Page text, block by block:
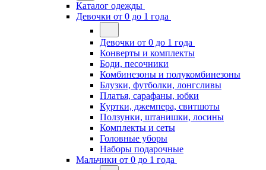
Каталог одежды
Девочки от 0 до 1 года
Девочки от 0 до 1 года
Конверты и комплекты
Боди, песочники
Комбинезоны и полукомбинезоны
Блузки, футболки, лонгсливы
Платья, сарафаны, юбки
Куртки, джемпера, свитшоты
Ползунки, штанишки, лосины
Комплекты и сеты
Головные уборы
Наборы подарочные
Мальчики от 0 до 1 года